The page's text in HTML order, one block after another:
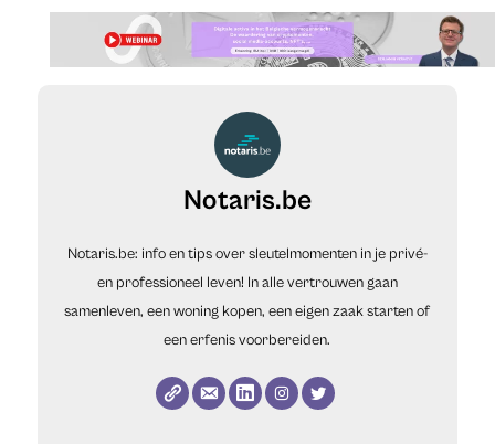
Notaris.be
Notaris.be: info en tips over sleutelmomenten in je privé-
en professioneel leven! In alle vertrouwen gaan
samenleven, een woning kopen, een eigen zaak starten of
een erfenis voorbereiden.